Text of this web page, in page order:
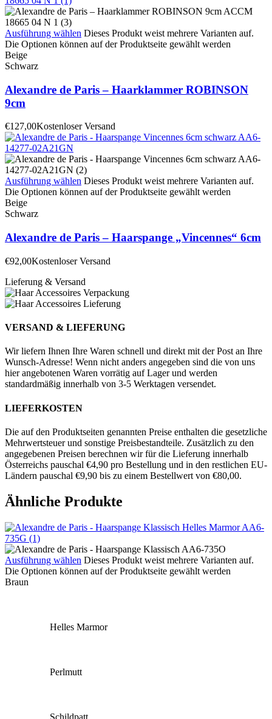
Ausführung wählen Dieses Produkt weist mehrere Varianten auf.
Die Optionen können auf der Produktseite gewählt werden
Beige
Schwarz
Alexandre de Paris – Haarklammer ROBINSON
9cm
€127,00Kostenloser Versand
Ausführung wählen Dieses Produkt weist mehrere Varianten auf.
Die Optionen können auf der Produktseite gewählt werden
Beige
Schwarz
Alexandre de Paris – Haarspange „Vincennes“ 6cm
€92,00Kostenloser Versand
Lieferung & Versand
VERSAND & LIEFERUNG
Wir liefern Ihnen Ihre Waren schnell und direkt mit der Post an Ihre
Wunsch-Adresse! Wenn nicht anders angegeben sind die von uns
hier angebotenen Waren vorrätig auf Lager und werden
standardmäßig innerhalb von 3-5 Werktagen versendet.
LIEFERKOSTEN
Die auf den Produktseiten genannten Preise enthalten die gesetzliche
Mehrwertsteuer und sonstige Preisbestandteile. Zusätzlich zu den
angegebenen Preisen berechnen wir für die Lieferung innerhalb
Österreichs pauschal €4,90 pro Bestellung und in den restlichen EU-
Ländern pauschal €9,90 bis zu einem Bestellwert von €80,00.
Ähnliche Produkte
Ausführung wählen Dieses Produkt weist mehrere Varianten auf.
Die Optionen können auf der Produktseite gewählt werden
Braun
Helles Marmor
Perlmutt
Schildpatt